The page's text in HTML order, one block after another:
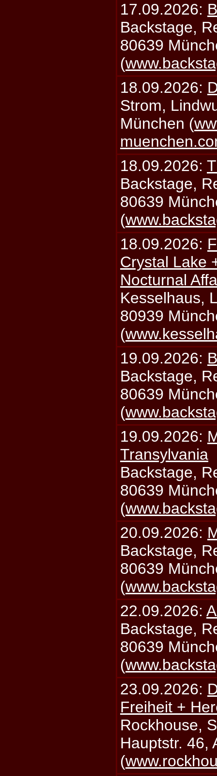
17.09.2026:
Backstage,
80639
(
18.09.2026:
Strom,
München (
18.09.2026:
Backstage,
80639
(
18.09.2026:
Crystal Lake
Nocturnal
Kesselhaus,
80939
(
19.09.2026:
Backstage,
80639
(
19.09.2026:
Transylvania
Backstage,
80639
(
20.09.2026:
Backstage,
80639
(
22.09.2026:
Backstage,
80639
(
23.09.2026:
Freiheit +
Rockhouse,
Hauptstr. 46,
(